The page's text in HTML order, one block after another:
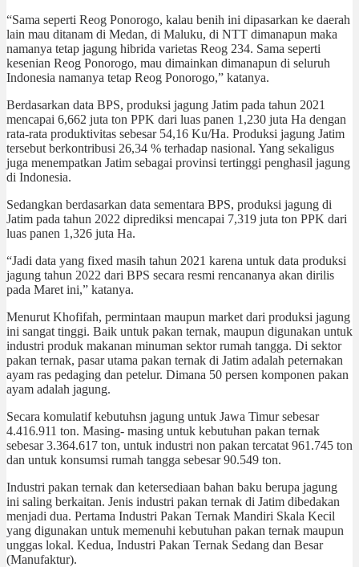
“Sama seperti Reog Ponorogo, kalau benih ini dipasarkan ke daerah
lain mau ditanam di Medan, di Maluku, di NTT dimanapun maka
namanya tetap jagung hibrida varietas Reog 234. Sama seperti
kesenian Reog Ponorogo, mau dimainkan dimanapun di seluruh
Indonesia namanya tetap Reog Ponorogo,” katanya.
Berdasarkan data BPS, produksi jagung Jatim pada tahun 2021
mencapai 6,662 juta ton PPK dari luas panen 1,230 juta Ha dengan
rata-rata produktivitas sebesar 54,16 Ku/Ha. Produksi jagung Jatim
tersebut berkontribusi 26,34 % terhadap nasional. Yang sekaligus
juga menempatkan Jatim sebagai provinsi tertinggi penghasil jagung
di Indonesia.
Sedangkan berdasarkan data sementara BPS, produksi jagung di
Jatim pada tahun 2022 diprediksi mencapai 7,319 juta ton PPK dari
luas panen 1,326 juta Ha.
“Jadi data yang fixed masih tahun 2021 karena untuk data produksi
jagung tahun 2022 dari BPS secara resmi rencananya akan dirilis
pada Maret ini,” katanya.
Menurut Khofifah, permintaan maupun market dari produksi jagung
ini sangat tinggi. Baik untuk pakan ternak, maupun digunakan untuk
industri produk makanan minuman sektor rumah tangga. Di sektor
pakan ternak, pasar utama pakan ternak di Jatim adalah peternakan
ayam ras pedaging dan petelur. Dimana 50 persen komponen pakan
ayam adalah jagung.
Secara komulatif kebutuhsn jagung untuk Jawa Timur sebesar
4.416.911 ton. Masing- masing untuk kebutuhan pakan ternak
sebesar 3.364.617 ton, untuk industri non pakan tercatat 961.745 ton
dan untuk konsumsi rumah tangga sebesar 90.549 ton.
Industri pakan ternak dan ketersediaan bahan baku berupa jagung
ini saling berkaitan. Jenis industri pakan ternak di Jatim dibedakan
menjadi dua. Pertama Industri Pakan Ternak Mandiri Skala Kecil
yang digunakan untuk memenuhi kebutuhan pakan ternak maupun
unggas lokal. Kedua, Industri Pakan Ternak Sedang dan Besar
(Manufaktur).